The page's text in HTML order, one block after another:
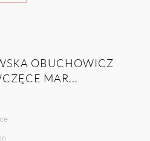
OBUCHOWICZ
MAR...